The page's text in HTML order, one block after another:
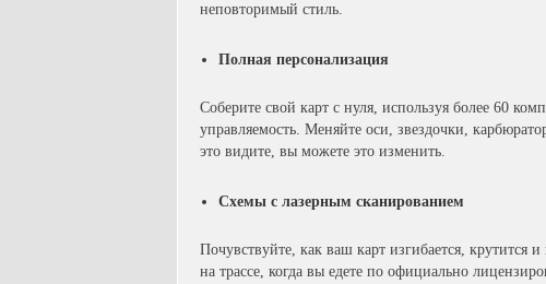
неповторимый стиль.
Полная персонализация
Соберите свой карт с нуля, используя более 60
управляемость. Меняйте оси, звездочки,
это видите, вы можете это изменить.
Схемы с лазерным сканированием
Почувствуйте, как ваш карт изгибается,
на трассе, когда вы едете по официально